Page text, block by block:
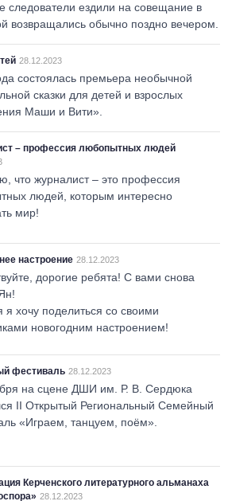
следователи ездили на совещание в
возвращались обычно поздно вечером.
28.12.2023
состоялась премьера необычной
сказки для детей и взрослых
Маши и Вити».
– профессия любопытных людей
что журналист – это профессия
людей, которым интересно
мир!
настроение 28.12.2023
дорогие ребята! С вами снова
я хочу поделиться со своими
новогодним настроением!
фестиваль 28.12.2023
на сцене ДШИ им. Р. В. Сердюка
II Открытый Региональный Семейный
«Играем, танцуем, поём».
Керченского литературного альманаха
28.12.2023